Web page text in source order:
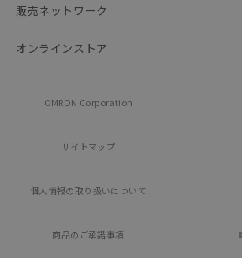
販売ネットワーク
オンラインストア
OMRON Corporation
サイトマップ
個人情報の取り扱いについて
商品のご承諾事項